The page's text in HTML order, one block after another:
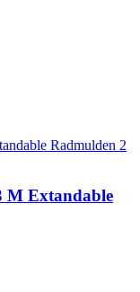
M Extandable